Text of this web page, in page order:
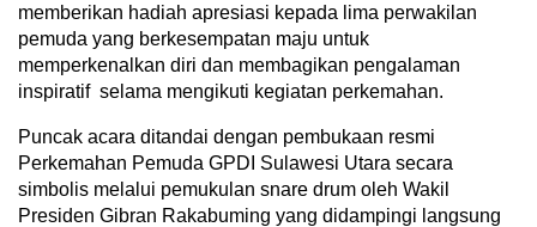
memberikan hadiah apresiasi kepada lima perwakilan
pemuda yang berkesempatan maju untuk
memperkenalkan diri dan membagikan pengalaman
inspiratif selama mengikuti kegiatan perkemahan.
Puncak acara ditandai dengan pembukaan resmi
Perkemahan Pemuda GPDI Sulawesi Utara secara
simbolis melalui pemukulan snare drum oleh Wakil
Presiden Gibran Rakabuming yang didampingi langsung